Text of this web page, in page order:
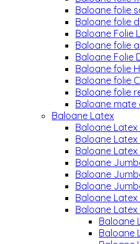
Baloane folie
Baloane folie
Baloane Folie
Baloane folie
Baloane Folie
Baloane folie
Baloane folie
Baloane folie
Baloane mate
Baloane Latex
Baloane Latex
Baloane Latex
Baloane Latex
Baloane
Baloane
Baloane
Baloane
Baloane
Baloane
Baloane